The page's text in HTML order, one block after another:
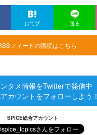
はてブ 送る
フィードの購読はこちら
タメ情報をTwitterで発信中
カウントをフォローしよう！
SPICE総合アカウント